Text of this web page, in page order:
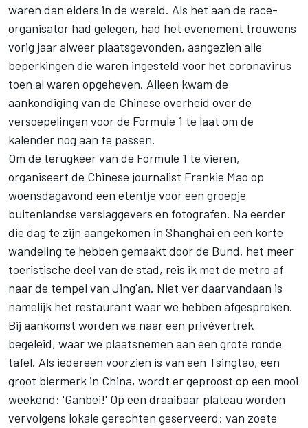
waren dan elders in de wereld. Als het aan de race-
organisator had gelegen, had het evenement trouwens
vorig jaar alweer plaatsgevonden, aangezien alle
beperkingen die waren ingesteld voor het coronavirus
toen al waren opgeheven. Alleen kwam de
aankondiging van de Chinese overheid over de
versoepelingen voor de Formule 1 te laat om de
kalender nog aan te passen.
Om de terugkeer van de Formule 1 te vieren,
organiseert de Chinese journalist Frankie Mao op
woensdagavond een etentje voor een groepje
buitenlandse verslaggevers en fotografen. Na eerder
die dag te zijn aangekomen in Shanghai en een korte
wandeling te hebben gemaakt door de Bund, het meer
toeristische deel van de stad, reis ik met de metro af
naar de tempel van Jing'an. Niet ver daarvandaan is
namelijk het restaurant waar we hebben afgesproken.
Bij aankomst worden we naar een privévertrek
begeleid, waar we plaatsnemen aan een grote ronde
tafel. Als iedereen voorzien is van een Tsingtao, een
groot biermerk in China, wordt er geproost op een mooi
weekend: 'Ganbei!' Op een draaibaar plateau worden
vervolgens lokale gerechten geserveerd: van zoete